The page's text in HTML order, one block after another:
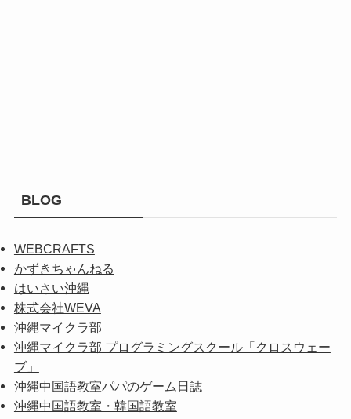
BLOG
WEBCRAFTS
かずきちゃんねる
はいさい沖縄
株式会社WEVA
沖縄マイクラ部
沖縄マイクラ部 プログラミングスクール「クロスウェー
ブ」
沖縄中国語教室パパのゲーム日誌
沖縄中国語教室・韓国語教室